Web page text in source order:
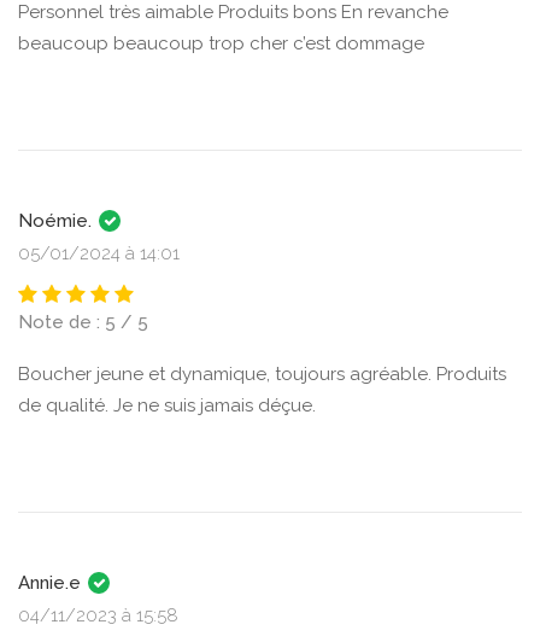
Personnel très aimable Produits bons En revanche
beaucoup beaucoup trop cher c’est dommage
Noémie.
05/01/2024 à 14:01
Note de : 5 / 5
Boucher jeune et dynamique, toujours agréable. Produits
de qualité. Je ne suis jamais déçue.
Annie.e
04/11/2023 à 15:58